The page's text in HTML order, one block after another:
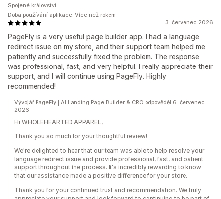
3. červenec 2026
PageFly is a very useful page builder app. I had a language
redirect issue on my store, and their support team helped me
patiently and successfully fixed the problem. The response
was professional, fast, and very helpful. I really appreciate their
support, and I will continue using PageFly. Highly
recommended!
Spojené království
Doba používání aplikace: Více než rokem
Vývojář PageFly | AI Landing Page Builder & CRO odpověděl 6. červenec
2026
Hi WHOLEHEARTED APPAREL,
Thank you so much for your thoughtful review!
We're delighted to hear that our team was able to help resolve your
language redirect issue and provide professional, fast, and patient
support throughout the process. It's incredibly rewarding to know
that our assistance made a positive difference for your store.
Thank you for your continued trust and recommendation. We truly